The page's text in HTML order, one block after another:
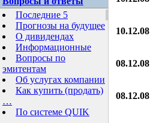
Последние 5
Прогнозы на будущее
О дивидендах
Информационные
Вопросы по
эмитентам
Об услугах компании
Как купить (продать)
…
По системе QUIK
10.12.08
08.12.08
08.12.08